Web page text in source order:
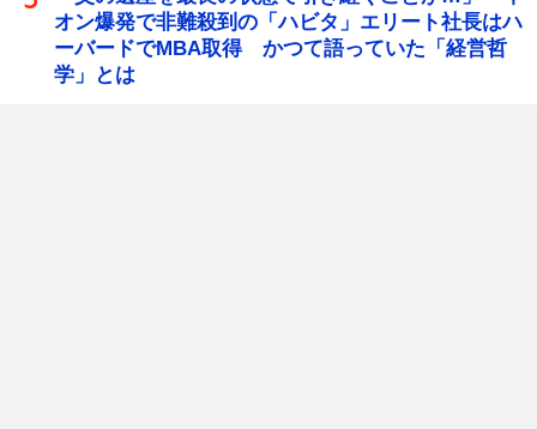
オン爆発で非難殺到の「ハビタ」エリート社長はハ
ーバードでMBA取得 かつて語っていた「経営哲
学」とは